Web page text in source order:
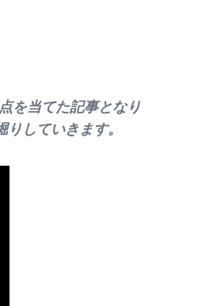
を当てた記事となり
していきます。